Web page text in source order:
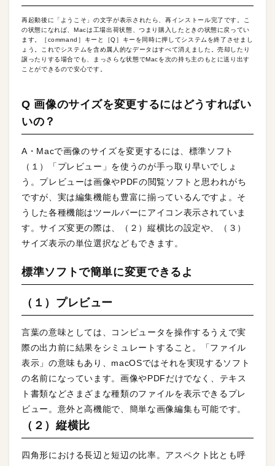
再起動後に「ようこそ」の文字が表示されたら、再インストール完了です。こ
の状態になれば、Macは工場出荷状態、つまり購入したときの状態に戻ってい
ます。［command］キーと［Q］キーを同時に押してシステムを終了させまし
ょう。これでシステムを含め属人的なデータはすべて消えました。売却したり
譲ったりする場合でも、まっさらな状態でMacを次の持ち主のもとに送り出す
ことができるので安心です。
Q 画像のサイズを変更するにはどうすればい
いの？
A・Macで画像のサイズを変更するには、標準ソフト
（１）「プレビュー」を使うのが手っ取り早いでしょ
う。プレビューは画像やPDFの閲覧ソフトと思われがち
ですが、実は編集機能も豊富に揃っているんですよ。そ
うした各種機能はツールバーにアイコン表示されていま
す。サイズ変更の際は、（２）縦横比の設定や、（３）
サイズ表示の単位選択などもできます。
標準ソフトで簡単に変更できるよ
（１）プレビュー
言葉の意味としては、コンピュータを操作するうえで実
際の出力前に結果をシミュレートすること。「ファイル
表示」の意味もあり、macOSではそれを実現するソフト
の名前になっています。画像やPDFだけでなく、テキス
ト書類などさまざまな種類のファイルを表示できるプレ
ビュー。意外と高機能で、簡単な画像編集も可能です。
（２）縦横比
四角形における長辺と短辺の比率。アスペクト比とも呼